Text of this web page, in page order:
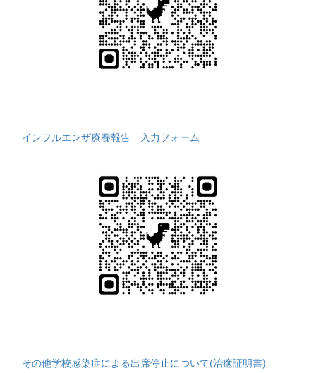
インフルエンザ療養報告 入力フォーム
その他学校感染症による出席停止について(治癒証明書)